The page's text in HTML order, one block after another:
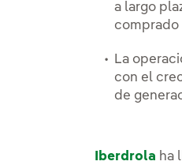
a largo
comprado
La
con el
de
Iberdrola ha